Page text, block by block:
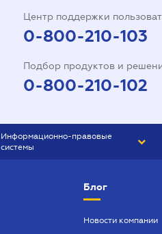
Центр поддержки
0-800-210-103
Подбор продуктов и
0-800-210-102
Информационно-правовые
системы
Блог
Новости компании